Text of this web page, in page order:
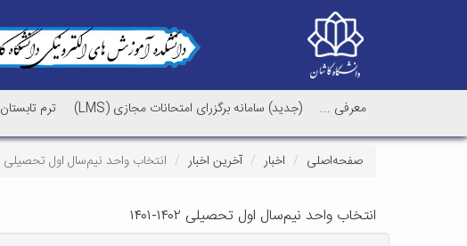
معرفی ... (جدید) سامانه برگزرای امتحانات مجازی (LMS) ترم تابستان
صفحه‌اصلی اخبار آخرین اخبار انتخاب واحد نیم‌سال اول تحصیلی ۱۴۰۲-۱۴۰۱
انتخاب واحد نیم‌سال اول تحصیلی ۱۴۰۲-۱۴۰۱